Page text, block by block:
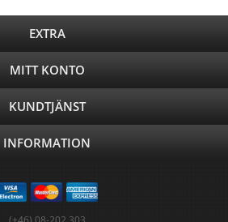
EXTRA
MITT KONTO
KUNDTJÄNST
INFORMATION